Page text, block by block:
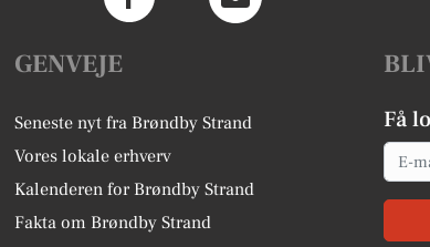
GENVEJE
Seneste nyt fra Brøndby Strand
Vores lokale erhverv
Kalenderen for Brøndby Strand
Fakta om Brøndby Strand
Få
Email